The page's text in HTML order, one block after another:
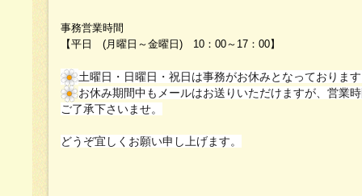
事務営業時間
【平日 (月曜日～金曜日) 10：00～17：00】
土曜日・日曜日・祝日は事務がお休みとなっております
お休み期間中もメールはお送りいただけますが、営業
ご了承下さいませ。
どうぞ宜しくお願い申し上げます。